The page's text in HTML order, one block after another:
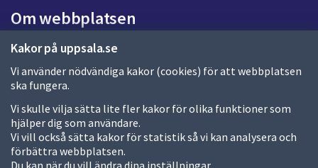
Kakor på uppsala.se
Vi använder nödvändiga kakor (cookies) för att webbplatsen
ska fungera.
Vi skulle vilja sätta lite fler kakor för olika funktioner som
hjälper dig som användare.
Vi vill också sätta kakor för statistik så vi kan analysera och
förbättra webbplatsen.
Du kan när du vill ändra dina inställningar.
d
a
Om webbplatsen
Om webbplatsen
Allmänna handlingar och diarium
Behandling av personuppgifter
Kakor
Språk (other languages)